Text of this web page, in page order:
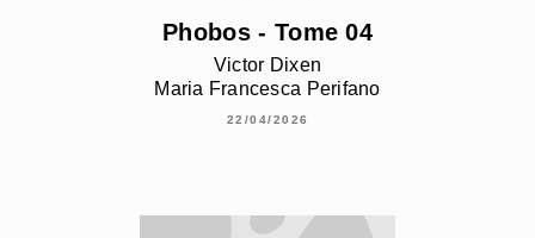
Phobos - Tome 04
Victor Dixen
Maria Francesca Perifano
22/04/2026